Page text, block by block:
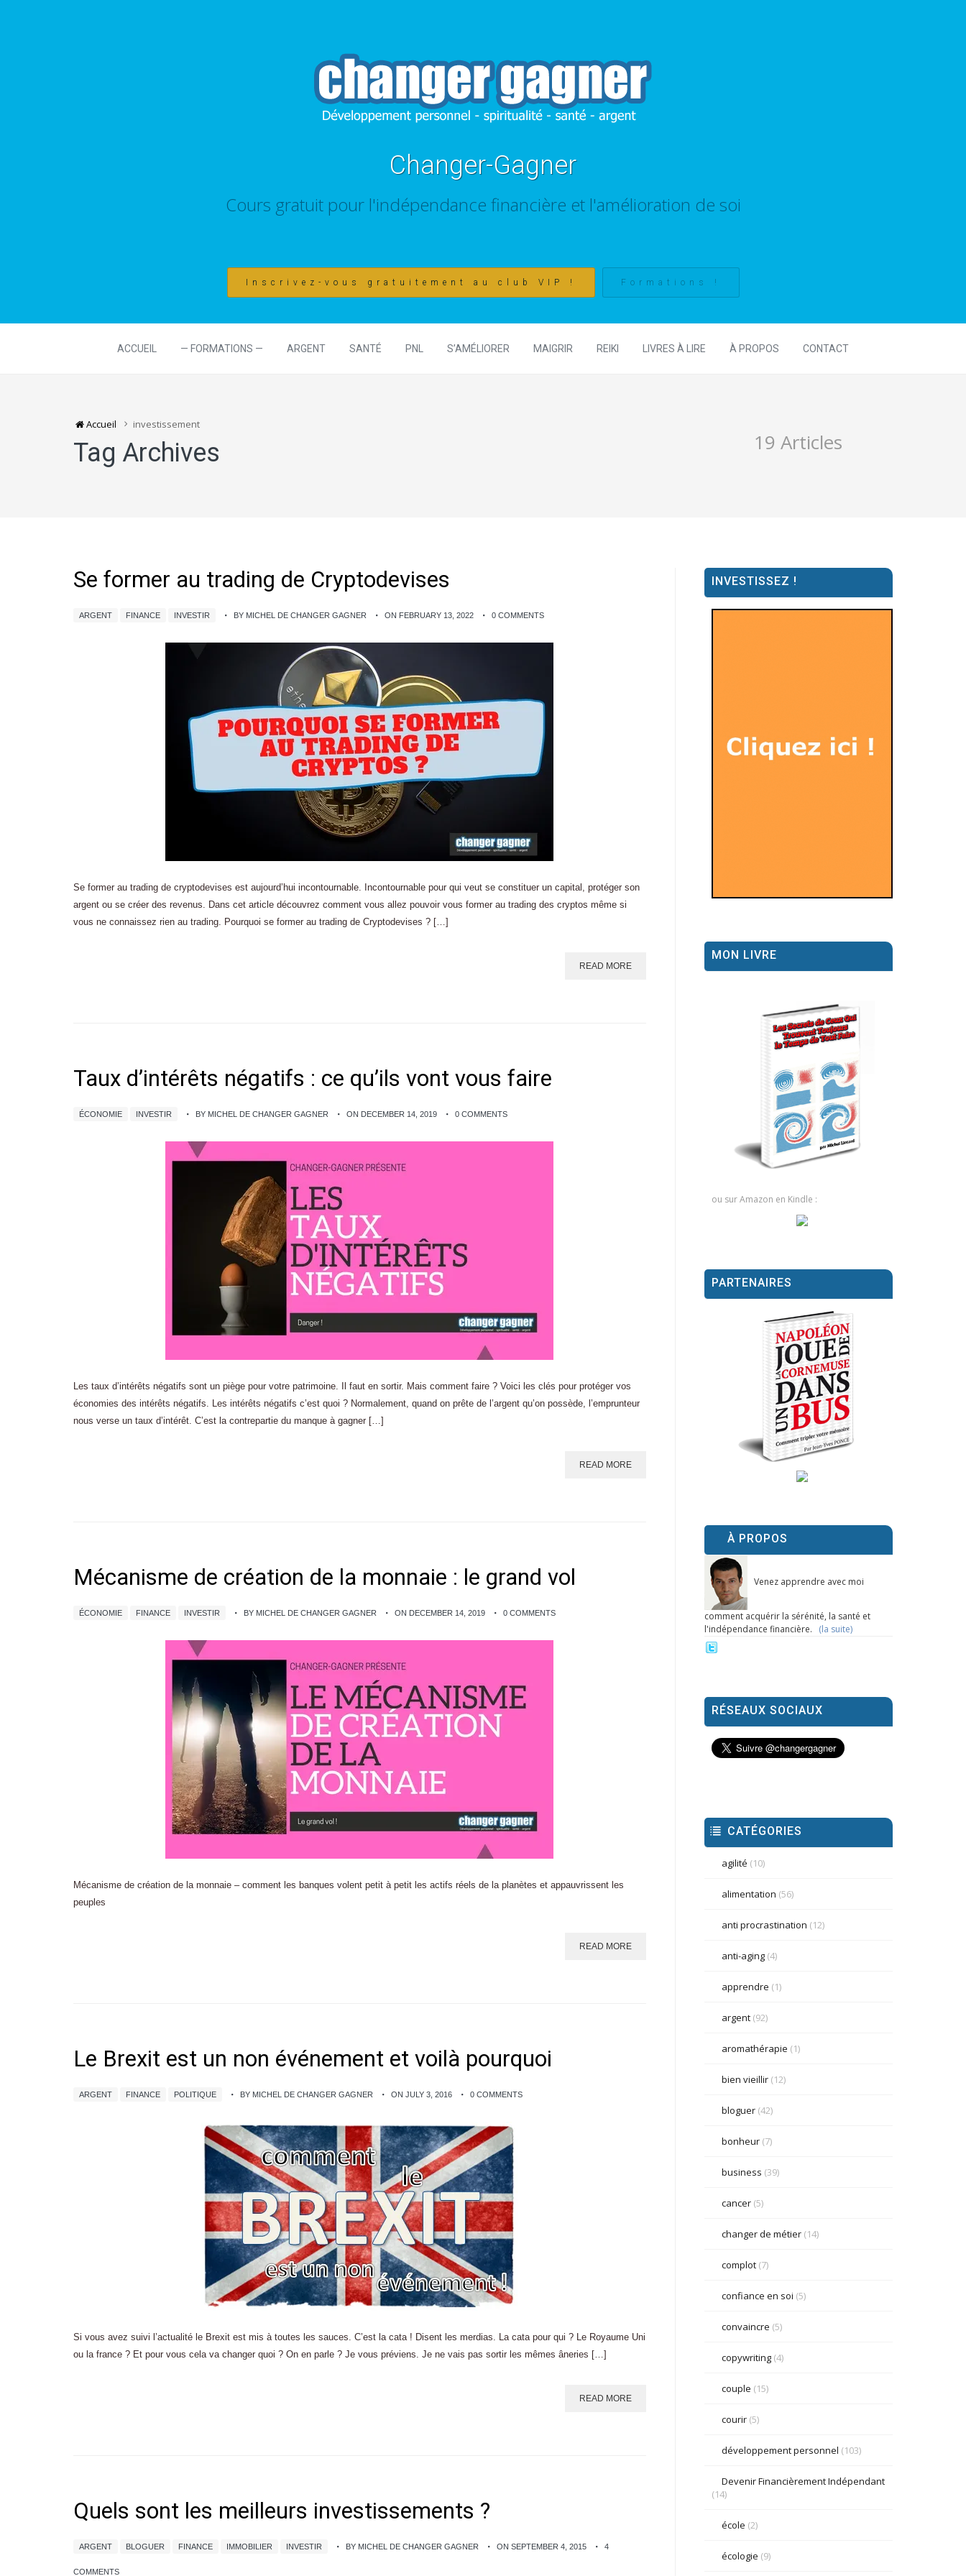
Changer-Gagner
Cours gratuit pour l'indépendance financière et l'amélioration de soi
Inscrivez-vous gratuitement au club VIP ! Formations !
ACCUEIL — FORMATIONS — ARGENT SANTÉ PNL S’AMÉLIORER MAIGRIR REIKI LIVRES À LIRE À PROPOS CONTACT
Accueil investissement
Tag Archives 19 Articles
Se former au trading de Cryptodevises
ARGENT FINANCE INVESTIR BY MICHEL DE CHANGER GAGNER ON FEBRUARY 13, 2022 0 COMMENTS
Se former au trading de cryptodevises est aujourd’hui incontournable. Incontournable pour qui veut se constituer un capital, protéger son
argent ou se créer des revenus. Dans cet article découvrez comment vous allez pouvoir vous former au trading des cryptos même si
vous ne connaissez rien au trading. Pourquoi se former au trading de Cryptodevises ? […]
READ MORE
Taux d’intérêts négatifs : ce qu’ils vont vous faire
ÉCONOMIE INVESTIR BY MICHEL DE CHANGER GAGNER ON DECEMBER 14, 2019 0 COMMENTS
Les taux d’intérêts négatifs sont un piège pour votre patrimoine. Il faut en sortir. Mais comment faire ? Voici les clés pour protéger vos
économies des intérêts négatifs. Les intérêts négatifs c’est quoi ? Normalement, quand on prête de l’argent qu’on possède, l’emprunteur
nous verse un taux d’intérêt. C’est la contrepartie du manque à gagner […]
READ MORE
Mécanisme de création de la monnaie : le grand vol
ÉCONOMIE FINANCE INVESTIR BY MICHEL DE CHANGER GAGNER ON DECEMBER 14, 2019 0 COMMENTS
Mécanisme de création de la monnaie – comment les banques volent petit à petit les actifs réels de la planètes et appauvrissent les
peuples
READ MORE
Le Brexit est un non événement et voilà pourquoi
ARGENT FINANCE POLITIQUE BY MICHEL DE CHANGER GAGNER ON JULY 3, 2016 0 COMMENTS
Si vous avez suivi l’actualité le Brexit est mis à toutes les sauces. C’est la cata ! Disent les merdias. La cata pour qui ? Le Royaume Uni
ou la france ? Et pour vous cela va changer quoi ? On en parle ? Je vous préviens. Je ne vais pas sortir les mêmes âneries […]
READ MORE
Quels sont les meilleurs investissements ?
ARGENT BLOGUER FINANCE IMMOBILIER INVESTIR BY MICHEL DE CHANGER GAGNER ON SEPTEMBER 4, 2015 4
COMMENTS
INVESTISSEZ !
MON LIVRE
ou sur Amazon en Kindle :
PARTENAIRES
À PROPOS
Venez apprendre avec moi
comment acquérir la sérénité, la santé et
l'indépendance financière. (la suite)
RÉSEAUX SOCIAUX
CATÉGORIES
agilité (10)
alimentation (56)
anti procrastination (12)
anti-aging(4)
apprendre (1)
argent(92)
aromathérapie (1)
bien vieillir(12)
bloguer(42)
bonheur(7)
business (39)
cancer(5)
changer de métier(14)
complot(7)
confiance en soi (5)
convaincre (5)
copywriting(4)
couple (15)
courir(5)
développement personnel (103)
Devenir Financièrement Indépendant
(14)
école (2)
écologie (9)